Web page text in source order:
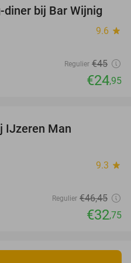
45%
bij Bar Wijnig
9.6 star
Regulier €45
€24,95
IJzeren Man
9.3 star
Regulier €46,45
€32,75